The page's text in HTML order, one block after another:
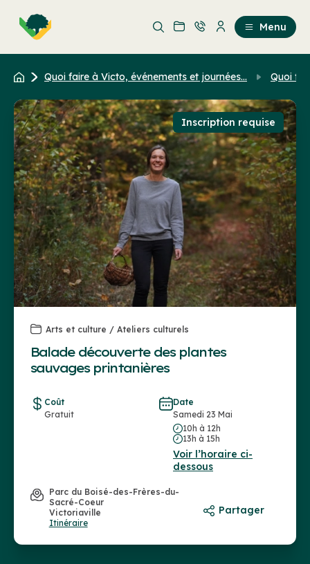
contenu
au
contenu
Menu
Quoi faire à Victo, événements et journées... Quoi
Arts et culture / Ateliers culturels
Balade découverte des plantes
sauvages printanières
Coût
Gratuit
Date
Samedi 23 Mai
10h à 12h
13h à 15h
Voir l’horaire ci-
dessous
Parc du Boisé-des-Frères-du-
Sacré-Coeur
Victoriaville
Itinéraire
Partager
Inscription requise